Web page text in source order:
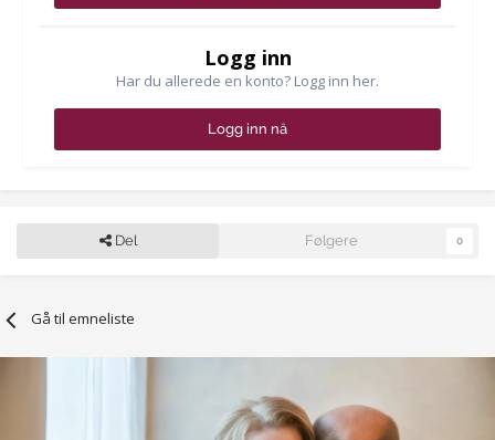
Logg inn
Har du allerede en konto? Logg inn her.
Logg inn nå
Del Følgere 0
Gå til emneliste